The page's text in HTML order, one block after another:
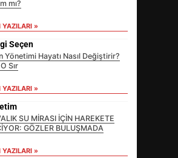
mı?
YAZILARI »
Seçen
Yönetimi Hayatı Nasıl Değiştirir?
Sır
YAZILARI »
SU MİRASI İÇİN HAREKETE
GÖZLER BULUŞMADA
YAZILARI »
AFET EĞİTİMİNDE NE
OLDU? KURSİYERLER ŞAŞIRDI